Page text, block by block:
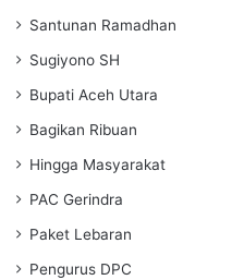
Santunan Ramadhan
Sugiyono SH
Bupati Aceh Utara
Bagikan Ribuan
Hingga Masyarakat
PAC Gerindra
Paket Lebaran
Pengurus DPC